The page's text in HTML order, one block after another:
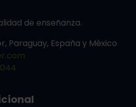
de enseñanza.
Paraguay, España y México